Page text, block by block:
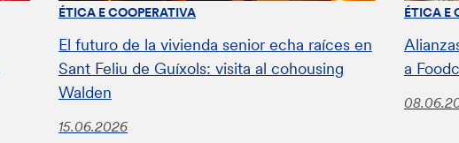
ÉTICA E COOPERATIVA
El futuro de la vivienda senior echa raíces en
Sant Feliu de Guíxols: visita al cohousing
Walden
15.06.2026
ÉTICA E
a